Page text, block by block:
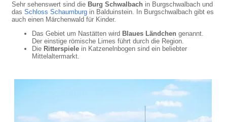
Sehr sehenswert sind die Burg Schwalbach in Burgschwalbach und
dasSchloss Schaumburg in Balduinstein. In Burgschwalbach gibt es
auch einen Märchenwald für Kinder.
Das Gebiet um Nastätten wird Blaues Ländchen genannt.
Der einstige römische Limes führt durch die Region.
Die Ritterspiele in Katzenelnbogen sind ein beliebter
Mittelaltermarkt.